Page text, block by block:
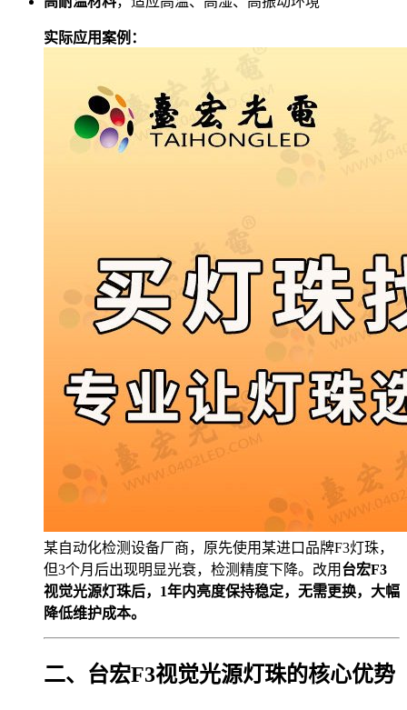
实际应用案例：
某自动化检测设备厂商，原先使用某进口品牌F3灯珠，
但3个月后出现明显光衰，检测精度下降。改用 台宏F3
视觉光源灯珠后，1年内亮度保持稳定，无需更换，大幅
降低维护成本。
二、台宏F3视觉光源灯珠的核心优势